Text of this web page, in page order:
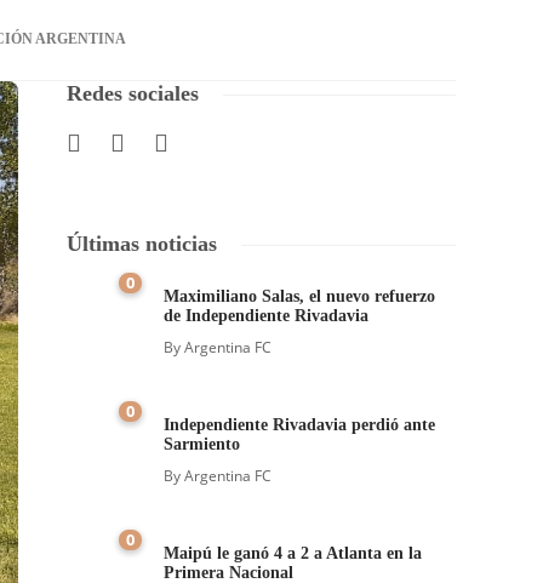
ARGENTINA
Redes sociales
Últimas noticias
0
Maximiliano Salas, el nuevo refuerzo
de Independiente Rivadavia
ByArgentina FC
0
Independiente Rivadavia perdió ante
Sarmiento
ByArgentina FC
0
Maipú le ganó 4 a 2 a Atlanta en la
Primera Nacional